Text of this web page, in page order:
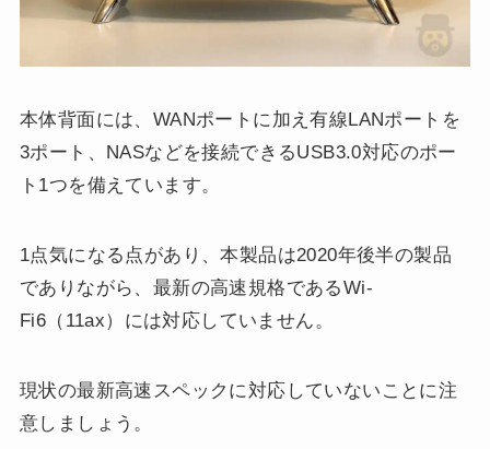
本体背面には、WANポートに加え有線LANポートを
3ポート、NASなどを接続できるUSB3.0対応のポー
ト1つを備えています。
1点気になる点があり、本製品は2020年後半の製品
でありながら、最新の高速規格であるWi-
Fi6（11ax）には対応していません。
現状の最新高速スペックに対応していないことに注
意しましょう。